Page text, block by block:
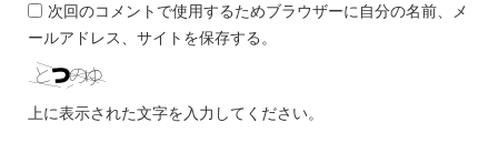
次回のコメントで使用するためブラウザーに自分の名前、メ
ールアドレス、サイトを保存する。
上に表示された文字を入力してください。